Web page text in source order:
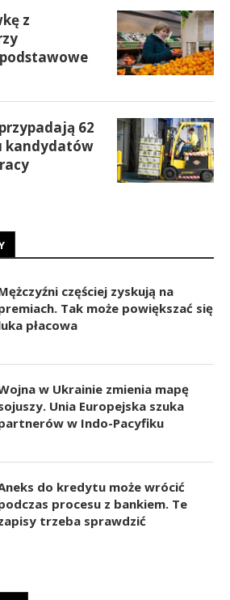
z
62
kandydatów
częściej zyskują na
Tak może powiększać się
płacowa
w Ukrainie zmienia mapę
Unia Europejska szuka
w Indo-Pacyfiku
do kredytu może wrócić
procesu z bankiem. Te
trzeba sprawdzić